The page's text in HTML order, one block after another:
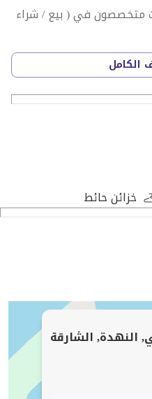
متخصصون في ( بيع / شراء
عمال /شبرات / محلات
وينما كنتم.
الكامل
خزائن حائط
النهدة, الشارقة